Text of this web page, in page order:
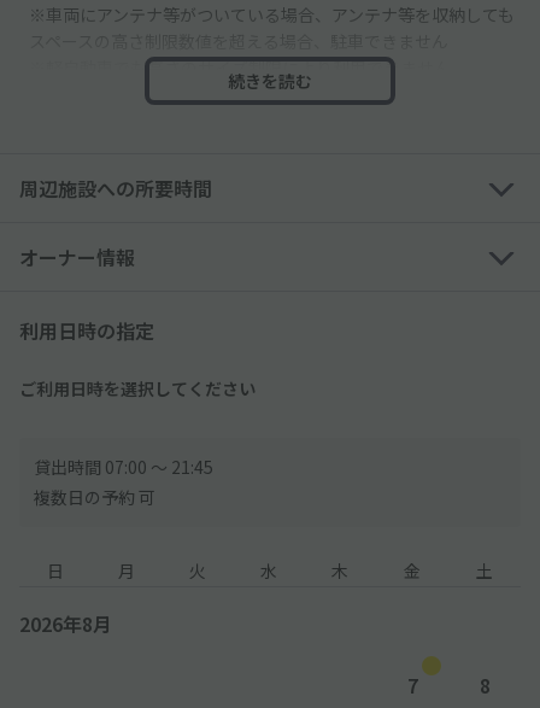
※車両にアンテナ等がついている場合、アンテナ等を収納しても
※軽自動車でも高さのサイズ制限により利用できません
※トールワゴンはサイズ制限によりご利用いただけません
・ルーフキャリアつきの車両はいかなる場合も利用できません
は利用できません
・ホイールやフェンダー、バンパーをカスタムされた車両は利用
申請なき場合、現地にて別途お支払が発生します
3. 管理人へ、予約ID(英数字7桁) または 予約確認ページ を提示し
入庫時間にかかわらずご利用日当日の21:45までに出庫をお願い
続きを読む
周辺施設への所要時間
オーナー情報
利用日時の指定
ご利用日時を選択してください
貸出時間 07:00 〜 21:45
複数日の予約 可
日 月 火 水 木 金 土
2026年8月
7 8